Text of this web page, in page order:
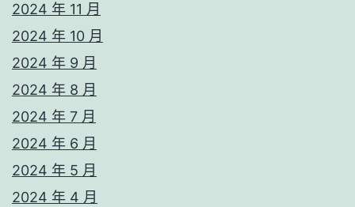
2024 年 11 月
2024 年 10 月
2024 年 9 月
2024 年 8 月
2024 年 7 月
2024 年 6 月
2024 年 5 月
2024 年 4 月